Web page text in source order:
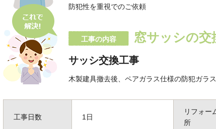
防犯性を重視でのご依頼
工事の内容 窓サッシの交
サッシ交換工事
木製建具撤去後、ペアガラス仕様の防犯ガラ
工事日数 1日
リフォー
所